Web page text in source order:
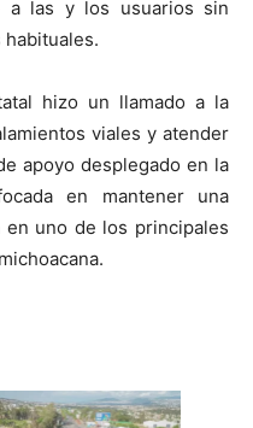
a las y los usuarios sin
hizo un llamado a la
viales y atender
apoyo desplegado en la
en mantener una
uno de los principales